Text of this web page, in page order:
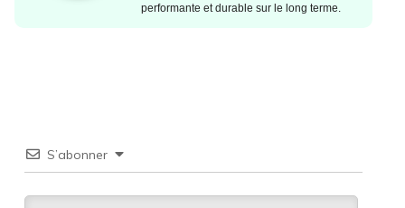
performante et durable sur le long terme.
S’abonner